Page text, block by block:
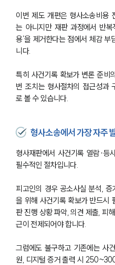
이번 제도 개편은 형사소송비용
는 아니지만 재판 과정에서 반
용’을 제거한다는 점에서 체감
니다.
특히 사건기록 확보가 변론 준비
번 조치는 형사절차의 접근성과
로 볼 수 있습니다.
형사소송에서 가장 자주
형사재판에서 사건기록 열람·등
필수적인 절차입니다.
피고인의 경우 공소사실 분석,
을 위해 사건기록 확보가 반드시
판 진행 상황 파악, 의견 제출, 피
근이 전제되어야 합니다.
그럼에도 불구하고 기존에는 사
원, 디지털 증거 출력 시